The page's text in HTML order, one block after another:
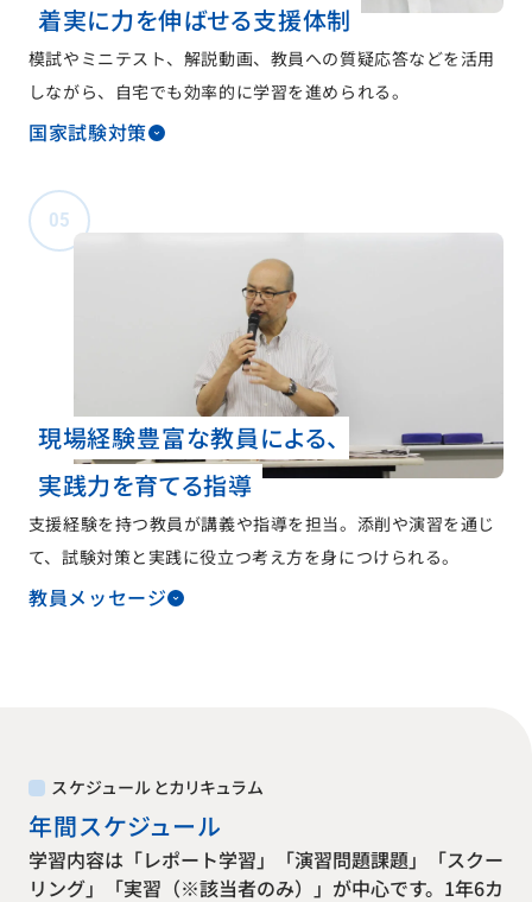
着実に力を伸ばせる支援体制
模試やミニテスト、解説動画、教員への質疑応答などを活用
しながら、自宅でも効率的に学習を進められる。
国家試験対策
05
現場経験豊富な教員による、
実践力を育てる指導
支援経験を持つ教員が講義や指導を担当。添削や演習を通じ
て、試験対策と実践に役立つ考え方を身につけられる。
教員メッセージ
スケジュールとカリキュラム
年間スケジュール
学習内容は「レポート学習」「演習問題課題」「スクー
リング」「実習（※該当者のみ）」が中心です。1年6カ